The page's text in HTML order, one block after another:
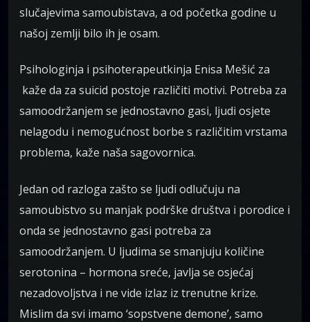
slučajevima samoubistava, a od početka godine u
našoj zemlji bilo ih je osam.
Psihologinja i psihoterapeutkinja Enisa Mešić za
kaže da za suicid postoje različiti motivi. Potreba za
samoodržanjem se jednostavno gasi, ljudi osjete
nelagodu i nemogućnost borbe s različitim vrstama
problema, kaže naša sagovornica.
Jedan od razloga zašto se ljudi odlučuju na
samoubistvo su manjak podrške društva i porodice i
onda se jednostavno gasi potreba za
samoodržanjem. U ljudima se smanjuju količine
serotonina – hormona sreće, javlja se osjećaj
nezadovoljstva i ne vide izlaz iz trenutne krize.
Mislim da svi imamo ‘sopstvene demone’, samo